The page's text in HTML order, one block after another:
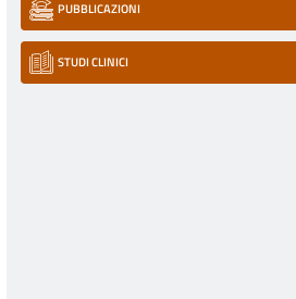
PUBBLICAZIONI
STUDI CLINICI